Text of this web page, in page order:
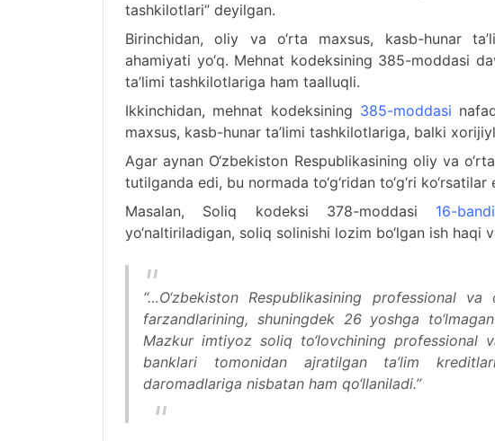
tashkilotlari” deyilgan.
Birinchidan, oliy va o‘rta maxsus, kasb-hunar
ahamiyati yo‘q. Mehnat kodeksining 385-moddasi
ta’limi tashkilotlariga ham taalluqli.
Ikkinchidan, mehnat kodeksining 385-moddasi
maxsus, kasb-hunar ta’limi tashkilotlariga, balki
Agar aynan O‘zbekiston Respublikasining oliy va
tutilganda edi, bu normada to‘g‘ridan to‘g‘ri ko‘rsatilar
Masalan, Soliq kodeksi 378-moddasi 16-
yo‘naltiriladigan, soliq solinishi lozim bo‘lgan ish haqi
“…O‘zbekiston Respublikasining professional
farzandlarining, shuningdek 26 yoshga
Mazkur imtiyoz soliq to‘lovchining professional
banklari tomonidan ajratilgan ta’lim
daromadlariga nisbatan ham qo‘llaniladi.”